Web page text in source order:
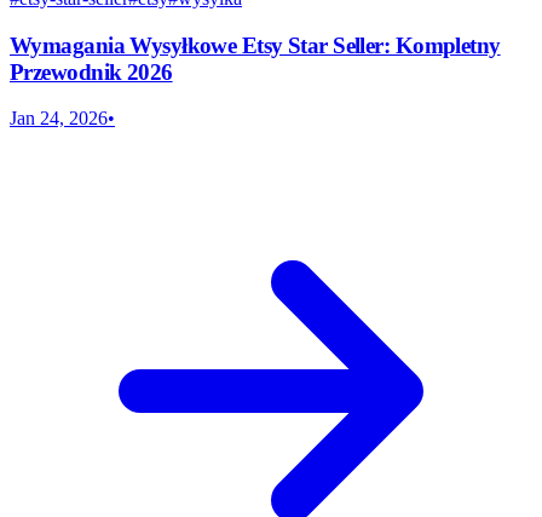
Wymagania Wysyłkowe Etsy Star Seller: Kompletny
Przewodnik 2026
Jan 24, 2026•